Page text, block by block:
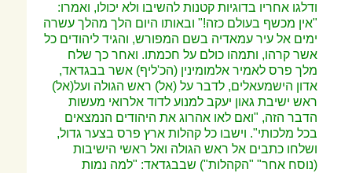
ודלגו אחריו בדוגיות קטנות להשיבו ולא יכולו, ואמרו:
"אין מכשף בעולם כזה!" ובאותו היום הלך מהלך עשרה
ימים אל עיר עמאדיה בשם המפורש, והגיד ליהודים כל
אשר קרהו, ותמהו כולם על חכמתו. ואחר כך שלח
מלך פרס לאמיר אלמומינין (הכ'ליף) אשר בבגדאד,
אדון הישמעאלים, לדבר על (אל) ראש הגולה ועל(אל)
ראש ישיבת גאון יעקב למנוע לדוד אלרואי מעשות
הדבר הזה, "ואם לאו אהרוג את היהודים הנמצאים
בכל מלכותי". וישבו כל קהלות ארץ פרס בצער גדול,
ושלחו כתבים אל ראש הגולה ואל ראשי הישיבות
(נוסח אחר" "הקהלות") שבבגדאד: "למה נמות